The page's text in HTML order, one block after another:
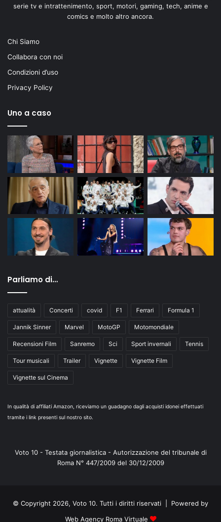
serie tv e intrattenimento, sport, motori, gaming, tech, anime e
comics e molto altro ancora.
Chi Siamo
Collabora con noi
Condizioni d’uso
Privacy Policy
Uno a caso
Parliamo di…
attualità Concerti covid F1 Ferrari Formula 1
Jannik Sinner Marvel MotoGP Motomondiale
Recensioni Film Sanremo Sci Sport invernali Tennis
Tour musicali Trailer Vignette Vignette Film
Vignette sul Cinema
In qualità di affiliati Amazon, riceviamo un guadagno dagli acquisti idonei effettuati
tramite i link presenti sul nostro sito.
Voto 10 - Testata giornalistica - Autorizzazione del tribunale di
Roma N° 447/2009 del 30/12/2009
© Copyright 2026, Voto 10. Tutti i diritti riservati | Powered by
Web Agency Roma Virtuale